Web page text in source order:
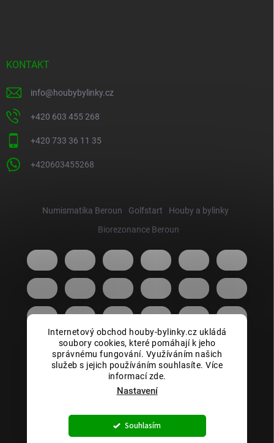
Internetový obchod houby-bylinky.cz ukládá
soubory cookies, které pomáhají k jeho
správnému fungování. Využíváním našich
služeb s jejich používáním souhlasíte. Více
informací zde.
Nastavení
Souhlasím
KONTAKT
info@houbybylinky.cz
+420 603 455 268
+420 733 36 11 35
+420603455268
Numismatika Beroun Golfstart
Houby a bylinky
Biorezonance Beroun
Vytvořil Shoptet
Copyright 2026Houby bylinky.cz. Všechna práva vyhrazena.